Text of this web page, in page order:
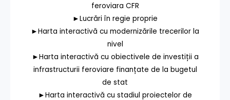
feroviara CFR
►Lucrări în regie proprie
►Harta interactivă cu modernizările trecerilor la
nivel
►Harta interactivă cu obiectivele de investiții a
infrastructurii feroviare finanțate de la bugetul
de stat
►Harta interactivă cu stadiul proiectelor de